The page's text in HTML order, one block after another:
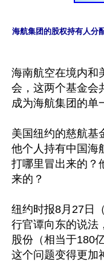
海航集团的股权持有人分
海南航空在境内和
会，这两个基金会
成为海航集团的单
美国纽约的慈航基
他个人持有中国海
打哪里冒出来的？
来的？
纽约时报8月27日
行官谭向东的说法
股份（相当于180
这个问题变得更加